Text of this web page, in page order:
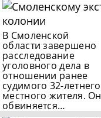
В Смоленской
области завершено
расследование
уголовного дела в
отношении ранее
судимого 32-летнего
местного жителя. Он
обвиняется…